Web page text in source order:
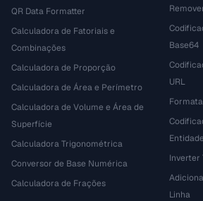
QR Data Formatter
Calculadora de Fatoriais e
Combinações
Calculadora de Proporção
Calculadora de Área e Perímetro
Calculadora de Volume e Área de
Superfície
Calculadora Trigonométrica
Conversor de Base Numérica
Calculadora de Frações
Base64
URL
Inverter
Linha